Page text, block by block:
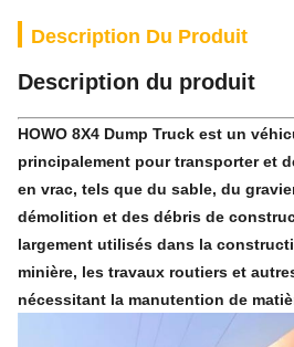
Description Du Produit
Description du produit
HOWO 8X4 Dump Truck est un
principalement pour transporter et
en vrac, tels que du sable, du
démolition et des débris de
largement utilisés dans la
minière, les travaux routiers et
nécessitant la manutention de